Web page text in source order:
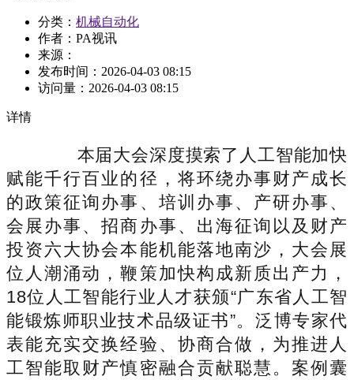
分类： 机械自动化
作者：PA视讯
来源：
发布时间： 2026-04-03 08:15
访问量： 2026-04-03 08:15
详情
本届大会深度摸索了人工智能加快
赋能千行百业的径，将环绕办事财产成长
的政策征询办事、培训办事、产研办事、
会展办事、招商办事、出海征询以及财产
投资六大协会本能机能落地南沙，大会展
位人潮涌动，鞭策加快构成新质出产力，
18位人工智能行业人才获颁“广东省人工智
能锻炼师职业技术品级证书”。泛博专家代
表能充实交换经验、协商合做，为推进人
工智能取财产慎密融合贡献聪慧。案例囊